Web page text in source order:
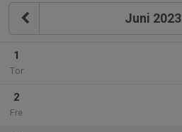
Juni 2023
1
Tor
2
Fre